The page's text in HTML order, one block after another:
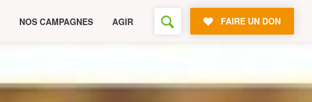
NOS CAMPAGNES AGIR FAIRE UN DON